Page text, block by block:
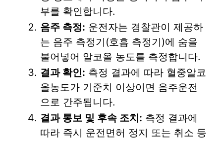
부를 확인합니다.
음주 측정: 운전자는 경찰관이 제공하
는 음주 측정기(호흡 측정기)에 숨을
불어넣어 알코올 농도를 측정합니다.
결과 확인: 측정 결과에 따라 혈중알코
올농도가 기준치 이상이면 음주운전
으로 간주됩니다.
결과 통보 및 후속 조치: 측정 결과에
따라 즉시 운전면허 정지 또는 취소 등